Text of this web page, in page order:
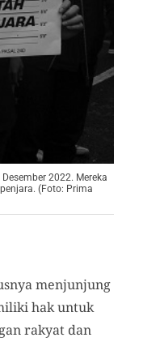
2022. Mereka
(Foto: Prima
menjunjung
hak untuk
rakyat dan